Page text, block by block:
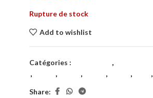
Rupture de stock
Add to wishlist
Catégories : ,
,
, , , , ,
Share: